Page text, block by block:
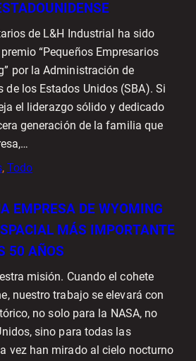
de L&H Industrial ha sido
“Pequeños Empresarios
por la Administración de
de los Estados Unidos (SBA). Si
el liderazgo sólido y dedicado
generación de la familia que
, Todo
EMPRESA DE WYOMING
MÁS IMPORTANTE
50 AÑOS
misión. Cuando el cohete
nuestro trabajo se elevará con
no solo para la NASA, no
sino para todas las
vez han mirado al cielo nocturno